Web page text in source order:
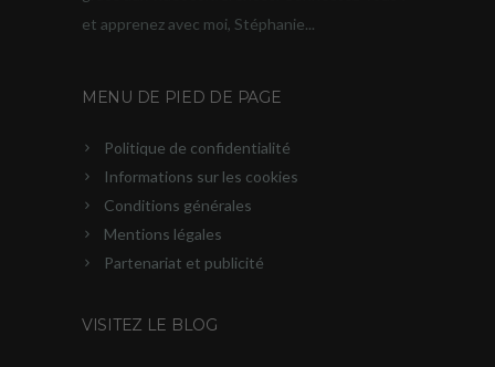
et apprenez avec moi, Stéphanie...
MENU DE PIED DE PAGE
Politique de confidentialité
Informations sur les cookies
Conditions générales
Mentions légales
Partenariat et publicité
VISITEZ LE BLOG